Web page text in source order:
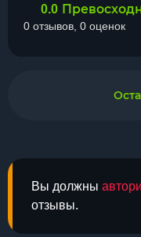
Вы должны
отзывы.
0.0
0 отзывов, 0 оценок